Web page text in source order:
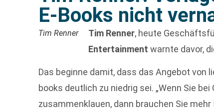
E-Books nicht
Tim Renner Tim Renner, heute
Entertainment warnte davor,
Das beginne damit, dass das Angebot von
books deutlich zu niedrig sei. „Wenn Sie
zusammenklauen, dann brauchen Sie mehr